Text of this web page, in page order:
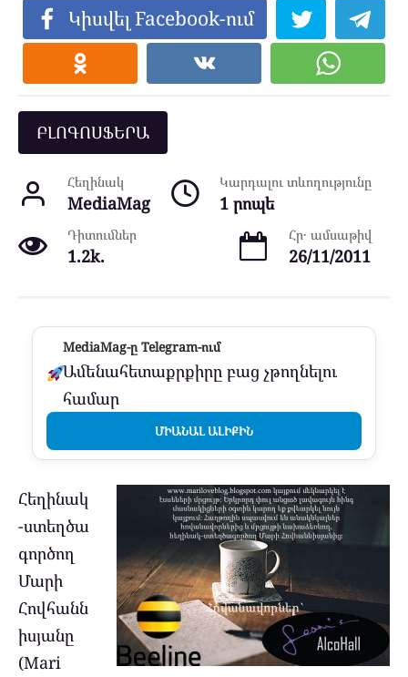
Կիսվել Facebook-ում
ԲԼՈԳՈՍՖԵՐԱ
Հեղինակ
MediaMag
Կարդալու տևողությունը
1 րոպե
Դիտումներ
1.2k.
Հր․ ամսաթիվ
26/11/2011
MediaMag-ը Telegram-ում
Ամենահետաքրքիրը բաց չթողնելու
համար
ՄԻԱՆԱԼ ԱԼԻՔԻՆ
Հեղինակ
-ստեղծա
գործող
Մարի
Հովհանն
իսյանը
(Mari